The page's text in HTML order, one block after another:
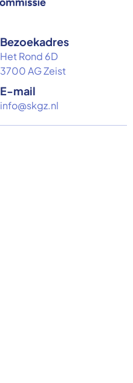
Bezoekadres
Het Rond 6D
3700 AG Zeist
E-mail
info@skgz.nl